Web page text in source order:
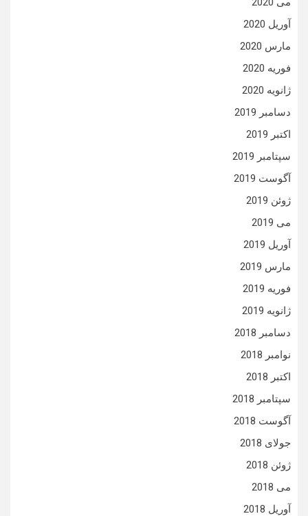
آوریل 2020
مارس 2020
فوریه 2020
ژانویه 2020
دسامبر 2019
اکتبر 2019
سپتامبر 2019
آگوست 2019
ژوئن 2019
می 2019
آوریل 2019
مارس 2019
فوریه 2019
ژانویه 2019
دسامبر 2018
نوامبر 2018
اکتبر 2018
سپتامبر 2018
آگوست 2018
جولای 2018
ژوئن 2018
می 2018
آوریل 2018